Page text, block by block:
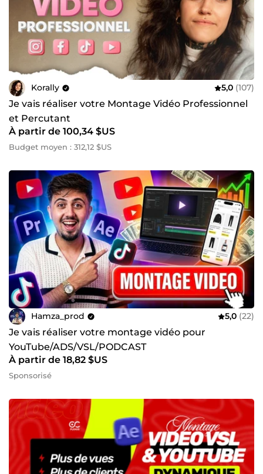
Korally 5,0 (107)
Je vais réaliser votre Montage Vidéo Professionnel
et Percutant
À partir de 100,34 $US
Budget moyen : 312,12 $US
Hamza_prod 5,0 (22)
Je vais réaliser votre montage vidéo pour
YouTube/ADS/VSL/PODCAST
À partir de 18,82 $US
Sponsorisé